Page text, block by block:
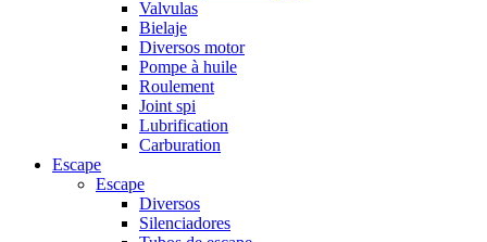
Valvulas
Bielaje
Diversos motor
Pompe à huile
Roulement
Joint spi
Lubrification
Carburation
Escape
Escape
Diversos
Silenciadores